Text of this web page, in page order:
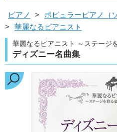
ピアノ > ポピュラーピアノ（
>
華麗なるピアニスト
華麗なるピアニスト ～ステージ
ディズニー名曲集